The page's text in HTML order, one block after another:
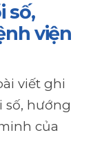
số,
viện
viết ghi
số, hướng
của